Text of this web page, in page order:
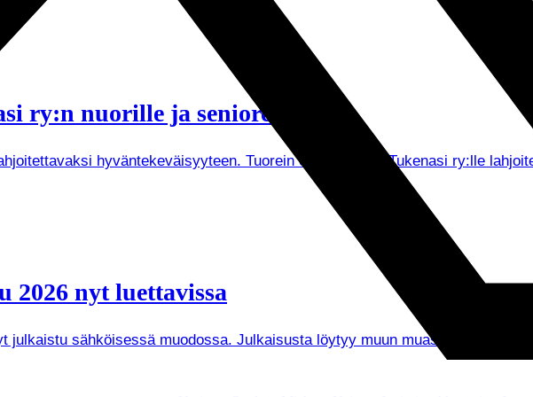
ry:n nuorille ja senioreille
hyväntekeväisyyteen. Tuorein esimerkki on Tukenasi ry:lle
nyt luettavissa
sähköisessä muodossa. Julkaisusta löytyy muun muassa